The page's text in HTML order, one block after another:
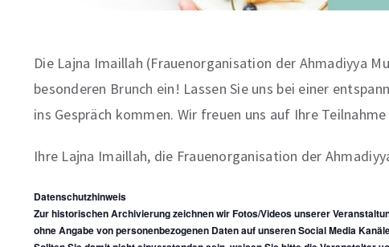
Die Lajna Imaillah (Frauenorganisation der Ahmadiyya
besonderen Brunch ein! Lassen Sie uns bei einer
ins Gespräch kommen. Wir freuen uns auf Ihre
Ihre Lajna Imaillah, die Frauenorganisation der
Datenschutzhinweis
Zur historischen Archivierung zeichnen wir Fotos/Videos unserer
ohne Angabe von personenbezogenen Daten auf unseren Social Media